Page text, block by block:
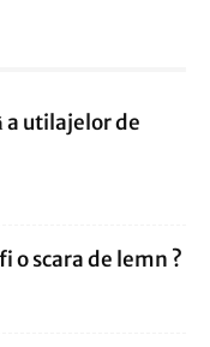
a utilajelor de
o scara de lemn ?